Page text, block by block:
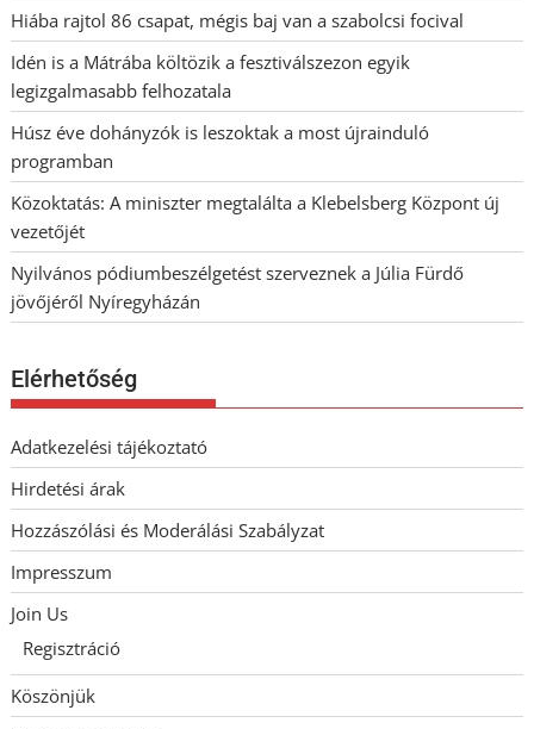
Hiába rajtol 86 csapat, mégis baj van a szabolcsi focival
Idén is a Mátrába költözik a fesztiválszezon egyik
legizgalmasabb felhozatala
Húsz éve dohányzók is leszoktak a most újrainduló
programban
Közoktatás: A miniszter megtalálta a Klebelsberg Központ új
vezetőjét
Nyilvános pódiumbeszélgetést szerveznek a Júlia Fürdő
jövőjéről Nyíregyházán
Elérhetőség
Adatkezelési tájékoztató
Hirdetési árak
Hozzászólási és Moderálási Szabályzat
Impresszum
Join Us
Regisztráció
Köszönjük